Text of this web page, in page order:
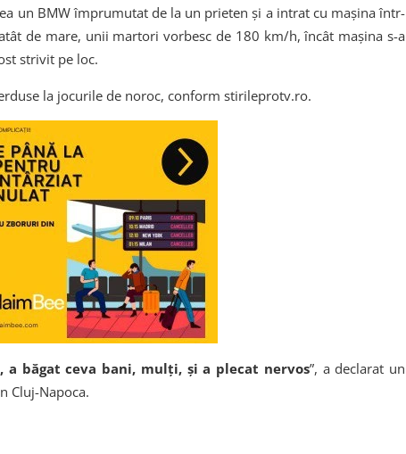
un BMW împrumutat de la un prieten și a intrat cu mașina într-
de mare, unii martori vorbesc de 180 km/h, încât mașina s-a
strivit pe loc.
la jocurile de noroc, conform stirileprotv.ro.
a băgat ceva bani, mulți, și a plecat nervos”, a declarat un
Cluj-Napoca.